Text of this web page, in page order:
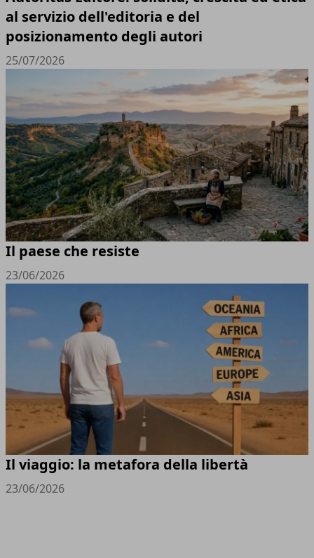
al servizio dell'editoria e del
posizionamento degli autori
25/07/2026
Il paese che resiste
23/06/2026
Il viaggio: la metafora della libertà
23/06/2026